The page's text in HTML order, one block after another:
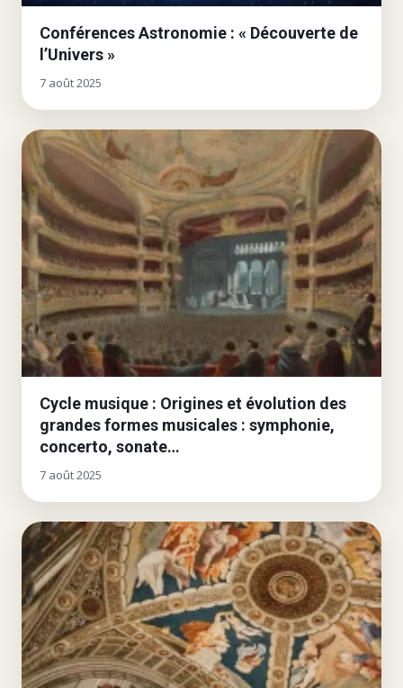
Conférences Astronomie : « Découverte de
l’Univers »
7 août 2025
Cycle musique : Origines et évolution des
grandes formes musicales : symphonie,
concerto, sonate…
7 août 2025